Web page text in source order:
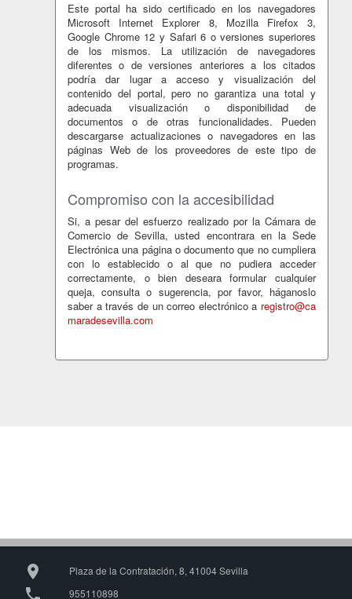
Este portal ha sido certificado en los navegadores
Microsoft Internet Explorer 8, Mozilla Firefox 3,
Google Chrome 12 y Safari 6 o versiones superiores
de los mismos. La utilización de navegadores
diferentes o de versiones anteriores a los citados
podría dar lugar a acceso y visualización del
contenido del portal, pero no garantiza una total y
adecuada visualización o disponibilidad de
documentos o de otras funcionalidades. Pueden
descargarse actualizaciones o navegadores en las
páginas Web de los proveedores de este tipo de
programas.
Compromiso con la accesibilidad
Si, a pesar del esfuerzo realizado por la Cámara de
Comercio de Sevilla, usted encontrara en la Sede
Electrónica una página o documento que no cumpliera
con lo establecido o al que no pudiera acceder
correctamente, o bien deseara formular cualquier
queja, consulta o sugerencia, por favor, háganoslo
saber a través de un correo electrónico a registro@ca
maradesevilla.com
 Plaza de la Contratación, 8, 41004 Sevilla
 955110898